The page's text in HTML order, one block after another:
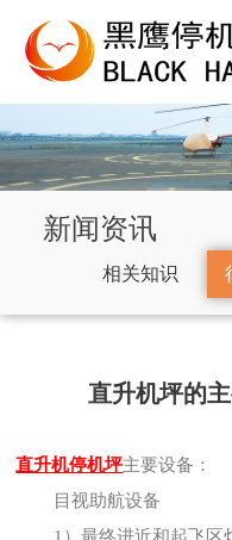
新闻资讯
相关知识
直升机坪的
直升机停机坪主要设备：
目视助航设备
1）最终进近和起飞区